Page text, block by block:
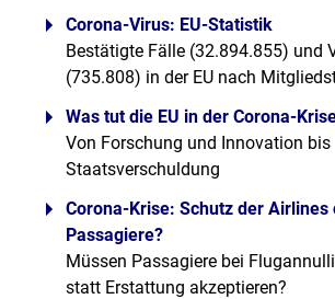
Corona-Virus: EU-Statistik
Bestätigte Fälle (32.894.855) und
(735.808) in der EU nach
Was tut die EU in der Corona-
Von Forschung und Innovation bis
Staatsverschuldung
Corona-Krise: Schutz der Airlines
Passagiere?
Müssen Passagiere bei
statt Erstattung akzeptieren?